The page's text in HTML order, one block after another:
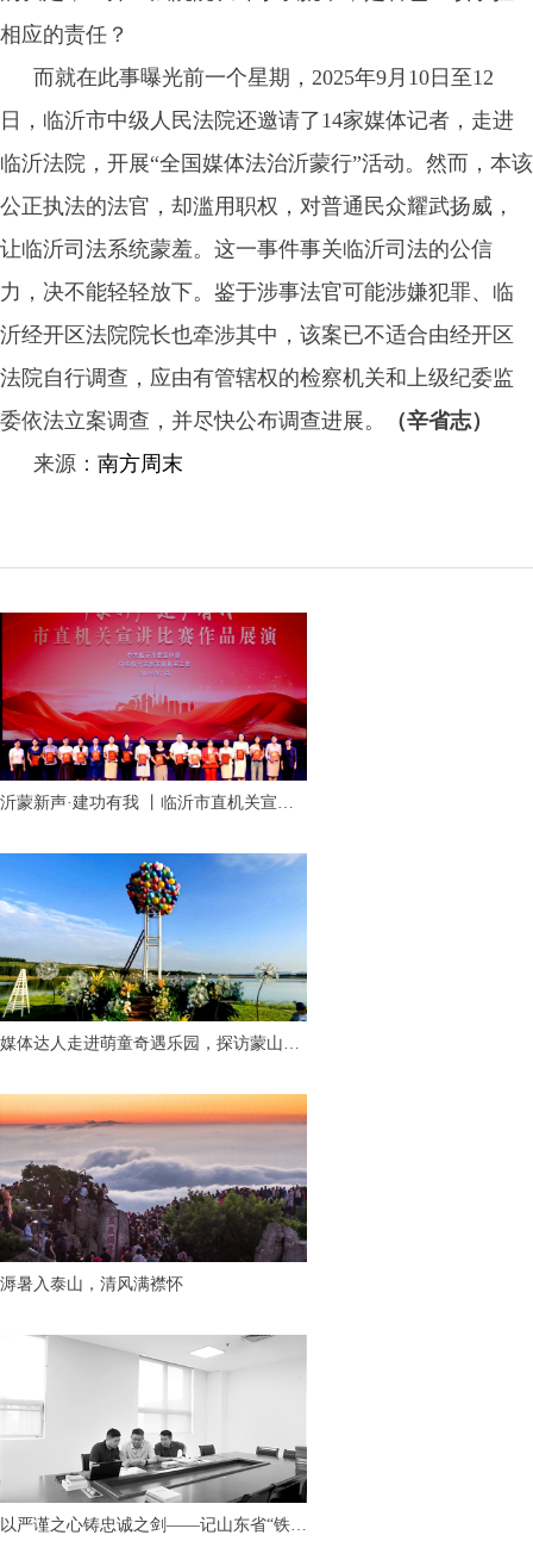
相应的责任？
而就在此事曝光前一个星期，2025年9月10日至12
日，临沂市中级人民法院还邀请了14家媒体记者，走进
临沂法院，开展“全国媒体法治沂蒙行”活动。然而，本该
公正执法的法官，却滥用职权，对普通民众耀武扬威，
让临沂司法系统蒙羞。这一事件事关临沂司法的公信
力，决不能轻轻放下。鉴于涉事法官可能涉嫌犯罪、临
沂经开区法院院长也牵涉其中，该案已不适合由经开区
法院自行调查，应由有管辖权的检察机关和上级纪委监
委依法立案调查，并尽快公布调查进展。
（辛省志）
来源： 南方周末
沂蒙新声·建功有我 丨临沂市直机关宣讲
媒体达人走进萌童奇遇乐园，探访蒙山脚
溽暑入泰山，清风满襟怀
以严谨之心铸忠诚之剑——记山东省“铁纪